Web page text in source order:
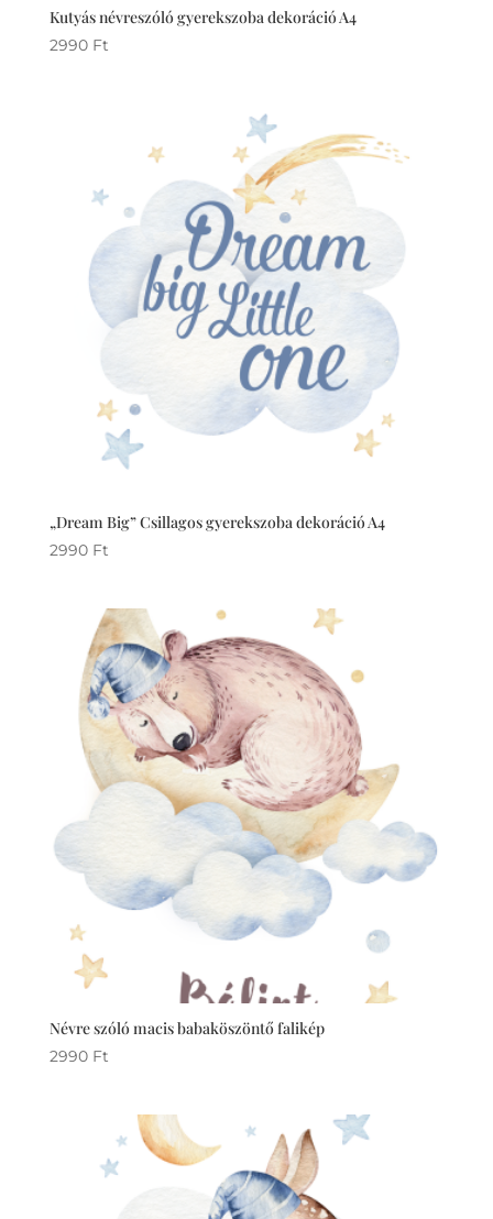
Kutyás névreszóló gyerekszoba dekoráció A4
2990 Ft
„Dream Big” Csillagos gyerekszoba dekoráció A4
2990 Ft
Névre szóló macis babaköszöntő falikép
2990 Ft